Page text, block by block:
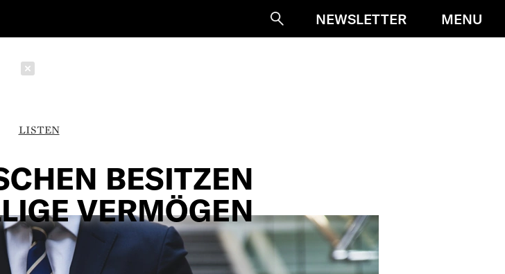
SucheNEWSLETTER MENU
LISTEN
BESITZEN
VERMÖGEN